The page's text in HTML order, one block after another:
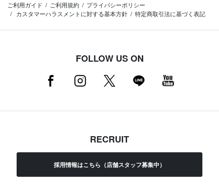
ご利用ガイド ご利用規約
プライバシーポリシー
カスタマーハラスメントに対する基本方針
特定商取引法に基づく表記
FOLLOW US ON
RECRUIT
採用情報はこちら（店舗スタッフ募集中）